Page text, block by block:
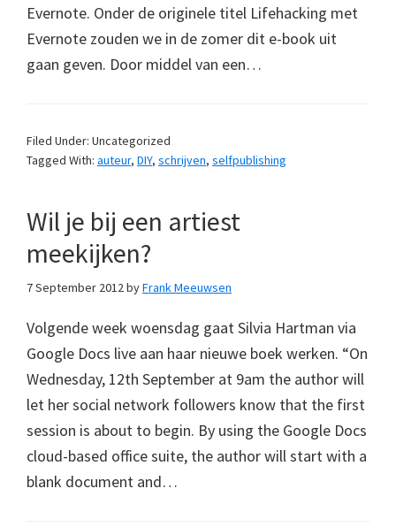
Evernote. Onder de originele titel Lifehacking met
Evernote zouden we in de zomer dit e-book uit
gaan geven. Door middel van een…
Filed Under: Uncategorized
Tagged With: auteur, DIY, schrijven, selfpublishing
Wil je bij een artiest
meekijken?
7 September 2012 byFrank Meeuwsen
Volgende week woensdag gaat Silvia Hartman via
Google Docs live aan haar nieuwe boek werken. “On
Wednesday, 12th September at 9am the author will
let her social network followers know that the first
session is about to begin. By using the Google Docs
cloud-based office suite, the author will start with a
blank document and…